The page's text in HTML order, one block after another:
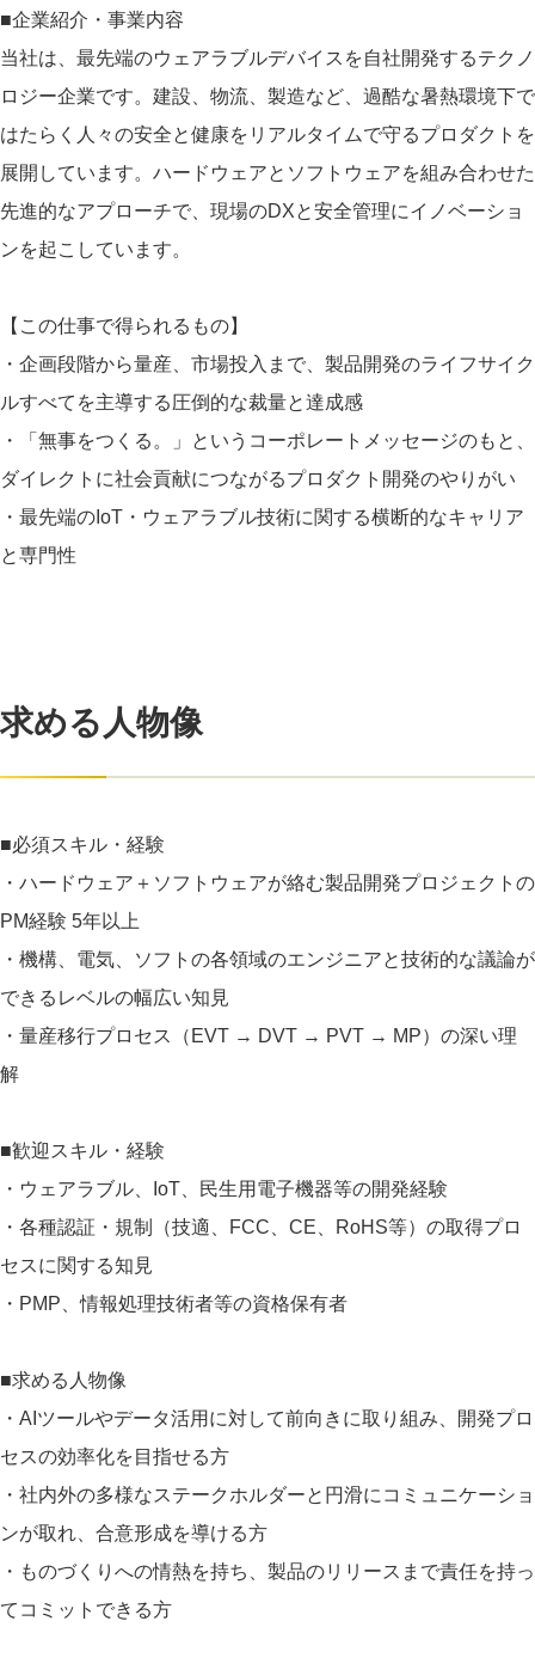
■企業紹介・事業内容
当社は、最先端のウェアラブルデバイスを自社開発するテクノ
ロジー企業です。建設、物流、製造など、過酷な暑熱環境下で
はたらく人々の安全と健康をリアルタイムで守るプロダクトを
展開しています。ハードウェアとソフトウェアを組み合わせた
先進的なアプローチで、現場のDXと安全管理にイノベーショ
ンを起こしています。
【この仕事で得られるもの】
・企画段階から量産、市場投入まで、製品開発のライフサイク
ルすべてを主導する圧倒的な裁量と達成感
・「無事をつくる。」というコーポレートメッセージのもと、
ダイレクトに社会貢献につながるプロダクト開発のやりがい
・最先端のIoT・ウェアラブル技術に関する横断的なキャリア
と専門性
求める人物像
■必須スキル・経験
・ハードウェア＋ソフトウェアが絡む製品開発プロジェクトの
PM経験 5年以上
・機構、電気、ソフトの各領域のエンジニアと技術的な議論が
できるレベルの幅広い知見
・量産移行プロセス（EVT → DVT → PVT → MP）の深い理
解
■歓迎スキル・経験
・ウェアラブル、IoT、民生用電子機器等の開発経験
・各種認証・規制（技適、FCC、CE、RoHS等）の取得プロ
セスに関する知見
・PMP、情報処理技術者等の資格保有者
■求める人物像
・AIツールやデータ活用に対して前向きに取り組み、開発プロ
セスの効率化を目指せる方
・社内外の多様なステークホルダーと円滑にコミュニケーショ
ンが取れ、合意形成を導ける方
・ものづくりへの情熱を持ち、製品のリリースまで責任を持っ
てコミットできる方